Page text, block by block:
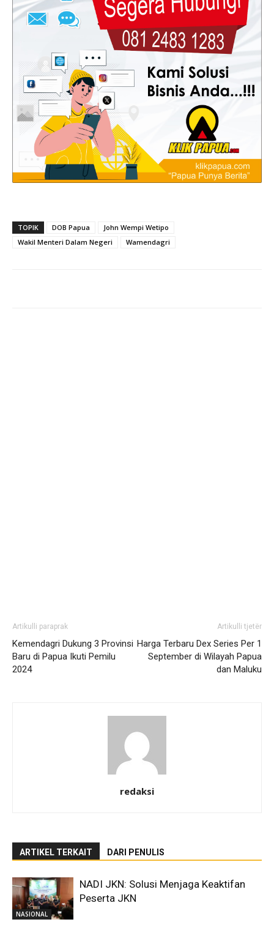
TOPIK DOB Papua
John Wempi Wetipo
Wakil Menteri Dalam Negeri
Wamendagri
Artikulli paraprak
Kemendagri Dukung 3 Provinsi
Baru di Papua Ikuti Pemilu
2024
Artikulli tjetër
Harga Terbaru Dex Series Per 1
September di Wilayah Papua
dan Maluku
redaksi
ARTIKEL TERKAIT DARI PENULIS
NASIONAL
NADI JKN: Solusi Menjaga Keaktifan
Peserta JKN